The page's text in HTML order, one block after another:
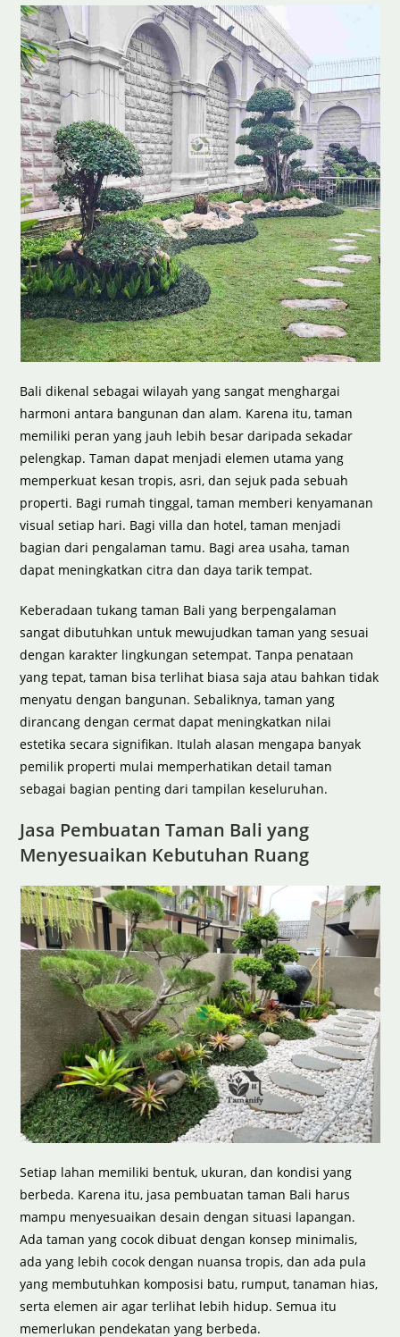
Bali dikenal sebagai wilayah yang sangat menghargai
harmoni antara bangunan dan alam. Karena itu, taman
memiliki peran yang jauh lebih besar daripada sekadar
pelengkap. Taman dapat menjadi elemen utama yang
memperkuat kesan tropis, asri, dan sejuk pada sebuah
properti. Bagi rumah tinggal, taman memberi kenyamanan
visual setiap hari. Bagi villa dan hotel, taman menjadi
bagian dari pengalaman tamu. Bagi area usaha, taman
dapat meningkatkan citra dan daya tarik tempat.
Keberadaan tukang taman Bali yang berpengalaman
sangat dibutuhkan untuk mewujudkan taman yang sesuai
dengan karakter lingkungan setempat. Tanpa penataan
yang tepat, taman bisa terlihat biasa saja atau bahkan tidak
menyatu dengan bangunan. Sebaliknya, taman yang
dirancang dengan cermat dapat meningkatkan nilai
estetika secara signifikan. Itulah alasan mengapa banyak
pemilik properti mulai memperhatikan detail taman
sebagai bagian penting dari tampilan keseluruhan.
Jasa Pembuatan Taman Bali yang
Menyesuaikan Kebutuhan Ruang
Setiap lahan memiliki bentuk, ukuran, dan kondisi yang
berbeda. Karena itu, jasa pembuatan taman Bali harus
mampu menyesuaikan desain dengan situasi lapangan.
Ada taman yang cocok dibuat dengan konsep minimalis,
ada yang lebih cocok dengan nuansa tropis, dan ada pula
yang membutuhkan komposisi batu, rumput, tanaman hias,
serta elemen air agar terlihat lebih hidup. Semua itu
memerlukan pendekatan yang berbeda.